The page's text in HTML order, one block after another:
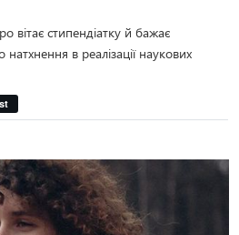
вітає стипендіатку й бажає
натхнення в реалізації наукових